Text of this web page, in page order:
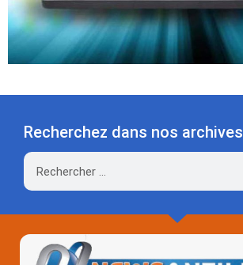
Recherchez dans nos archives
Rechercher